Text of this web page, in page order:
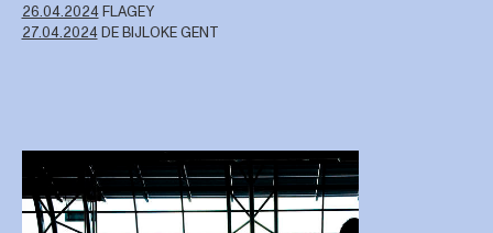
26.04.2024FLAGEY
27.04.2024DE BIJLOKE GENT